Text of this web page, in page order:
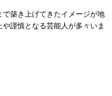
築き上げてきたイメージが地
謹慎となる芸能人が多々いま